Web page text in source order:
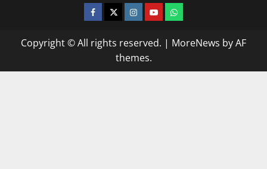
facebooktwitterinstagram.com
youtubewhatsapp
Copyright © All rights reserved. | MoreNews by AF
themes.